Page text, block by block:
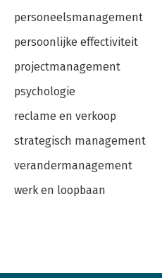
personeelsmanagement
persoonlijke effectiviteit
projectmanagement
psychologie
reclame en verkoop
strategisch management
verandermanagement
werk en loopbaan